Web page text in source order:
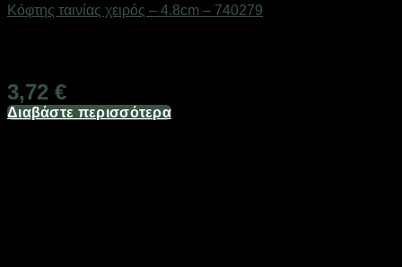
Κόφτης ταινίας χειρός – 4.8cm – 740279
3,72 €
Διαβάστε περισσότερα